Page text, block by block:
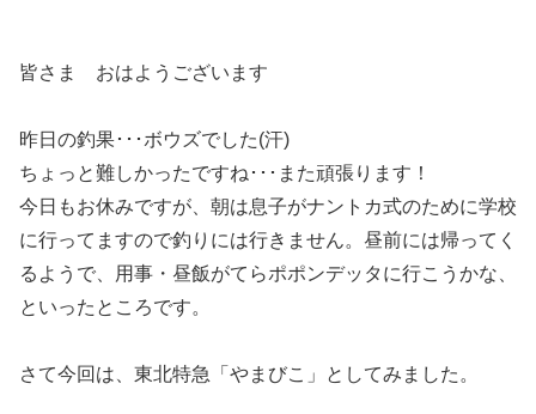
皆さま おはようございます
昨日の釣果･･･ボウズでした(汗)
ちょっと難しかったですね･･･また頑張ります！
今日もお休みですが、朝は息子がナントカ式のために学校
に行ってますので釣りには行きません。昼前には帰ってく
るようで、用事・昼飯がてらポポンデッタに行こうかな、
といったところです。
さて今回は、東北特急「やまびこ」としてみました。